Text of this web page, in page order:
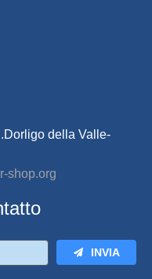
della Valle-
shop.org
INVIA